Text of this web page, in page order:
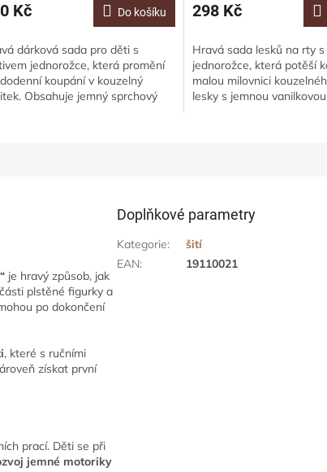
Kč Do košíku
dárková sada pro děti s
jednorožce, která promění
koupání v kouzelný
Obsahuje jemný sprchový
298 Kč
Hravá sada lesků na rty
jednorožce, která potěší
malou milovnici
lesky s jemnou
je hravý způsob, jak
plstěné figurky a
po dokončení
, které s ručními
získat první
prací. Děti se při
jemné motoriky
Doplňkové parametry
Kategorie:
šití
EAN: 19110021